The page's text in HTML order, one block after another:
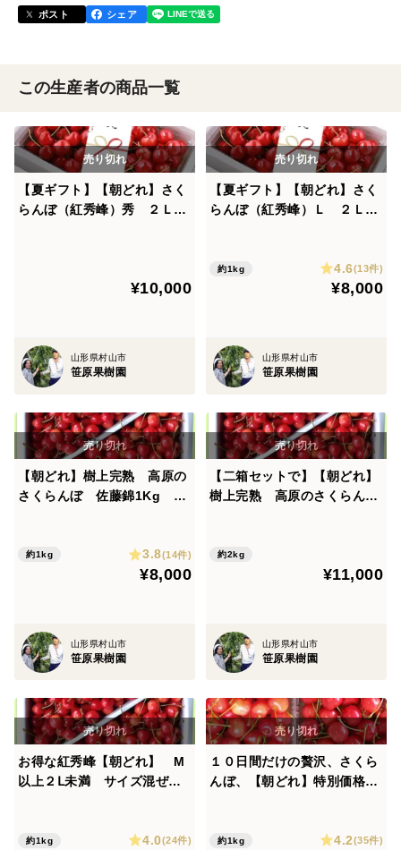
ポスト シェア
この生産者の商品一覧
【夏ギフト】【朝どれ】さく
らんぼ（紅秀峰）秀 ２Ｌ以
¥10,000
山形県村山市
笹原果樹園
【夏ギフト】【朝どれ】さく
らんぼ（紅秀峰）Ｌ ２Ｌ
約1kg 4.6(13件)
¥8,000
山形県村山市
笹原果樹園
【朝どれ】樹上完熟 高原の
さくらんぼ 佐藤錦1Kg ２
約1kg 3.8(14件)
¥8,000
山形県村山市
笹原果樹園
【二箱セットで】【朝どれ】
樹上完熟 高原のさくらん
約2kg
¥11,000
山形県村山市
笹原果樹園
お得な紅秀峰【朝どれ】 M
以上２Ⅼ未満 サイズ混ぜ混
約1kg 4.0(24件)
１０日間だけの贅沢、さくら
んぼ、【朝どれ】特別価格で
約1kg 4.2(35件)